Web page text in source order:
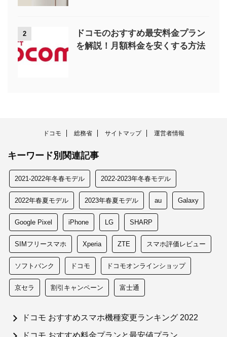
2
ドコモのおすすめ最安料金プラン
を解説！月額料金を安くする方法
ドコモ 総務省 サイトマップ 運営者情報
キーワード別関連記事
2021-2022年冬春モデル 2022-2023年冬春モデル
2022年春夏モデル 2023年春夏モデル au Galaxy
Google Pixel iPhone LG SHARP
SIMフリースマホ Xperia ZTE スマホ評価レビュー
ソフトバンク ドコモ ドコモオンラインショップ
京セラ 割引キャンペーン 富士通
ドコモ おすすめスマホ機種変更ランキング 2022